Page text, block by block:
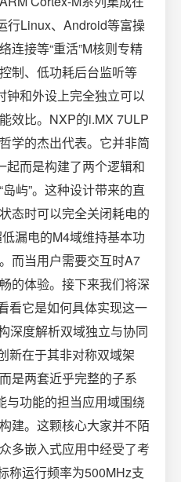
行Linux、Android等富操
连接等“重活”M核则专精
制、低功耗后台监听等
钟和外设上完全独立可以
效比。NXP的i.MX 7ULP
学的杰出代表。它并非简
起而是构建了两个逻辑和
屿”。这种设计带来的直
态时可以完全关闭耗电的
漏电的M4域维持基本功
而当用户需要交互时A7
的体验。接下来我们将深
看它是如何具体实现这一
深度解析双域独立与协同
新在于其非对称双域架
是两套近乎完整的子系
与功能的担当应用域围绕
建。这颗核心大家并不陌
多嵌入式应用中经受了考
称运行频率为500MHz支